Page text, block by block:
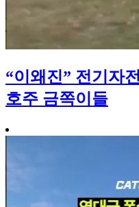
“이왜진” 전기자
호주 금쪽이들